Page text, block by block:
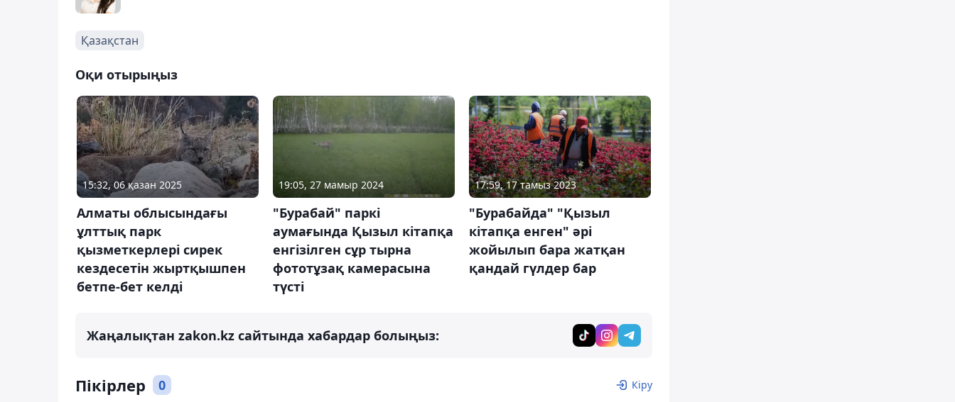
Қазақстан
Оқи отырыңыз
15:32, 06 қазан 2025
Алматы облысындағы
ұлттық парк
қызметкерлері сирек
кездесетін жыртқышпен
бетпе-бет келді
19:05, 27 мамыр 2024
"Бурабай" паркі
аумағында Қызыл кітапқа
енгізілген сұр тырна
фототұзақ камерасына
түсті
17:59, 17 тамыз 2023
"Бурабайда" "Қызыл
кітапқа енген" әрі
жойылып бара жатқан
қандай гүлдер бар
Жаңалықтан zakon.kz сайтында хабардар болыңыз:
Пікірлер 0 Кіру